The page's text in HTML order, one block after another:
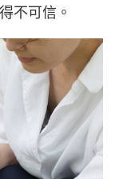
不可信。